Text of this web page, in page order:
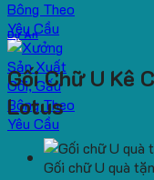
Dự Án
Gối Chữ U Kê
Lotus
Gối chữ U quà